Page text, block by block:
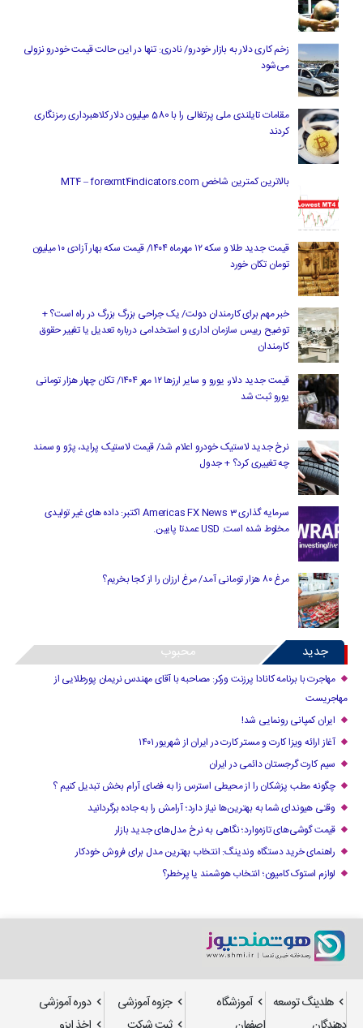
زخم کاری دلار به بازار خودرو/ نادری: تنها در این حالت قیمت خودرو نزولی
می‌شود
مقامات تایلندی ملی پرتغالی را با 580 میلیون دلار کلاهبرداری رمزنگاری
کردند
بالاترین کمترین شاخص MT4 – forexmt4indicators.com
قیمت جدید طلا و سکه ۱۲ مهرماه ۱۴۰۴/ قیمت سکه بهار آزادی ۱۰ میلیون
تومان تکان خورد
خبر مهم برای کارمندان دولت/ یک جراحی بزرگ بزرگ در راه است؟ +
توضیح رییس سازمان اداری و استخدامی درباره تعدیل یا تغییر حقوق
کارمندان
قیمت جدید دلار، یورو و سایر ارزها ۱۲ مهر ۱۴۰۴/ تکان چهار هزار تومانی
یورو ثبت شد
نرخ جدید لاستیک خودرو اعلام شد/ قیمت لاستیک پراید، پژو و سمند
چه تغییری کرد؟ + جدول
سرمایه گذاری Americas FX News 3 اکتبر: داده های غیر تولیدی
مخلوط شده است. USD عمدتا پایین.
مرغ ۸۰ هزار تومانی آمد/ مرغ ارزان را از کجا بخریم؟
جدید محبوب
مهاجرت با برنامه کانادا پرزنت ورکر: مصاحبه با آقای مهندس نریمان پورطلایی از
مهاجریست
ایران کمپانی رونمایی شد!
آغاز ارائه ویزا کارت و مستر کارت در ایران از شهریور ۱۴۰۱
سیم کارت گرجستان دائمی در ایران
چگونه مطب پزشکان را از محیطی استرس زا به فضای آرام بخش تبدیل کنیم ؟
وقتی هیوندای شما به بهترین‌ها نیاز دارد؛ آرامش را به جاده برگردانید
قیمت گوشی‌های تازه‌وارد؛ نگاهی به نرخ مدل‌های جدید بازار
راهنمای خرید دستگاه وندینگ: انتخاب بهترین مدل برای فروش خودکار
لوازم استوک کامیون؛ انتخاب هوشمند یا پرخطر؟
هلدینگ توسعه
آموزشگاه
جزوه آموزشی
دوره آموزشی